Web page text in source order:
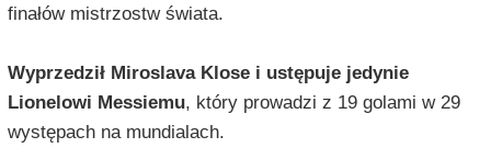
finałów mistrzostw świata.
Wyprzedził Miroslava Klose i ustępuje jedynie
Lionelowi Messiemu, który prowadzi z 19 golami w 29
występach na mundialach.